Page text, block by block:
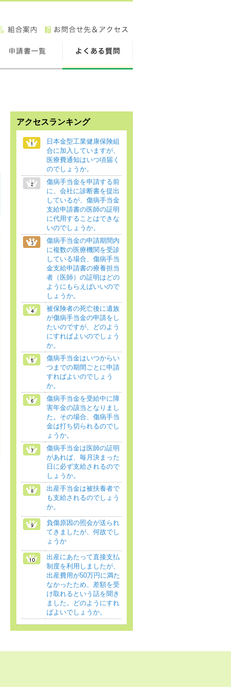
アクセスランキング
日本金型工業健康保険組
合に加入していますが、
医療費通知はいつ頃届く
のでしょうか。
傷病手当金を申請する前
に、会社に診断書を提出
しているが、傷病手当金
支給申請書の医師の証明
に代用することはできな
いのでしょうか。
傷病手当金の申請期間内
に複数の医療機関を受診
している場合、傷病手当
金支給申請書の療養担当
者（医師）の証明はどの
ようにもらえばいいので
しょうか。
被保険者の死亡後に遺族
が傷病手当金の申請をし
たいのですが、どのよう
にすればよいのでしょう
か。
傷病手当金はいつからい
つまでの期間ごとに申請
すればよいのでしょう
か。
傷病手当金を受給中に障
害年金の該当となりまし
た。その場合、傷病手当
金は打ち切られるのでし
ょうか。
傷病手当金は医師の証明
があれば、毎月決まった
日に必ず支給されるので
しょうか。
出産手当金は被扶養者で
も支給されるのでしょう
か。
負傷原因の照会が送られ
てきましたが、何故でし
ょうか
出産にあたって直接支払
制度を利用しましたが、
出産費用が50万円に満た
なかったため、差額を受
け取れるという話を聞き
ました。どのようにすれ
ばよいでしょうか。